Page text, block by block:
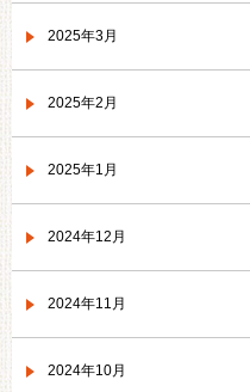
2025年3月
2025年2月
2025年1月
2024年12月
2024年11月
2024年10月